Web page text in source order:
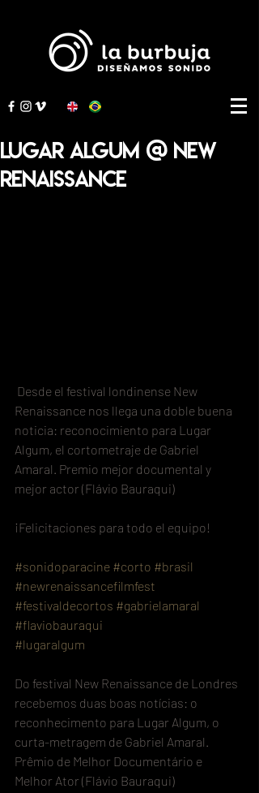
Lugar Algum @ New
Renaissance
Renaissance nos llega una doble buena
noticia: reconocimiento para Lugar
Algum, el cortometraje de Gabriel
Amaral. Premio mejor documental y
mejor actor (Flávio Bauraqui)
¡Felicitaciones para todo el equipo!
#sonidoparacine #corto #brasil
#newrenaissancefilmfest
#festivaldecortos #gabrielamaral
#flaviobauraqui
#lugaralgum
Do festival New Renaissance de Londres
recebemos duas boas notícias: o
reconhecimento para Lugar Algum, o
curta-metragem de Gabriel Amaral.
Prêmio de Melhor Documentário e
Melhor Ator (Flávio Bauraqui)